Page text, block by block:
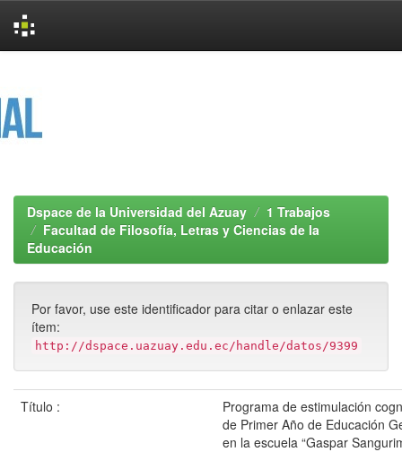
Dspace de la Universidad del Azuay
1 Trabajos
Facultad de Filosofía, Letras y Ciencias de la
Educación
Por favor, use este identificador para citar o enlazar este
ítem:
http://dspace.uazuay.edu.ec/handle/datos/9399
Título :
Programa de estimulación
de Primer Año de Educación
en la escuela “Gaspar